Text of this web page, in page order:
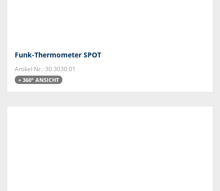
Funk-Thermometer SPOT
Artikel Nr.: 30.3030.01
+ 360° ANSICHT